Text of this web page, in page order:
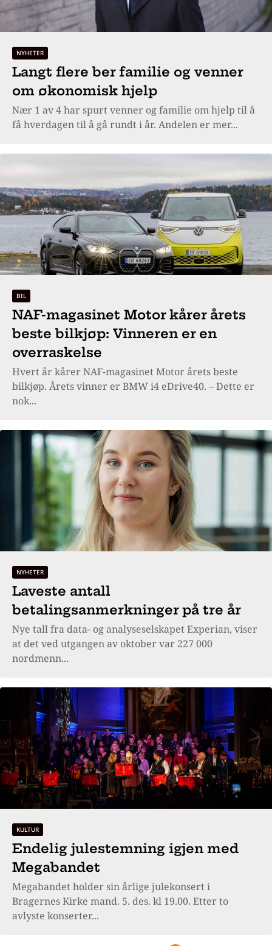
NYHETER
Langt flere ber familie og venner
om økonomisk hjelp
Nær 1 av 4 har spurt venner og familie om hjelp til å
få hverdagen til å gå rundt i år. Andelen er mer...
BIL
NAF-magasinet Motor kårer årets
beste bilkjøp: Vinneren er en
overraskelse
Hvert år kårer NAF-magasinet Motor årets beste
bilkjøp. Årets vinner er BMW i4 eDrive40. – Dette er
nok...
NYHETER
Laveste antall
betalingsanmerkninger på tre år
Nye tall fra data- og analyseselskapet Experian, viser
at det ved utgangen av oktober var 227 000
nordmenn...
KULTUR
Endelig julestemning igjen med
Megabandet
Megabandet holder sin årlige julekonsert i
Bragernes Kirke mand. 5. des. kl 19.00. Etter to
avlyste konserter...